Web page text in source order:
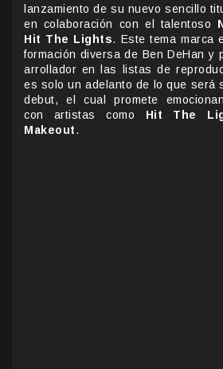
lanzamiento de su nuevo sencillo
en colaboración con el talentoso
Hit The Lights. Este tema marca
formación diversa de Ben DeHan y
arrollador en las listas de
es solo un adelanto de lo que será
debut, el cual promete
con artistas como Hit The
Makeout.